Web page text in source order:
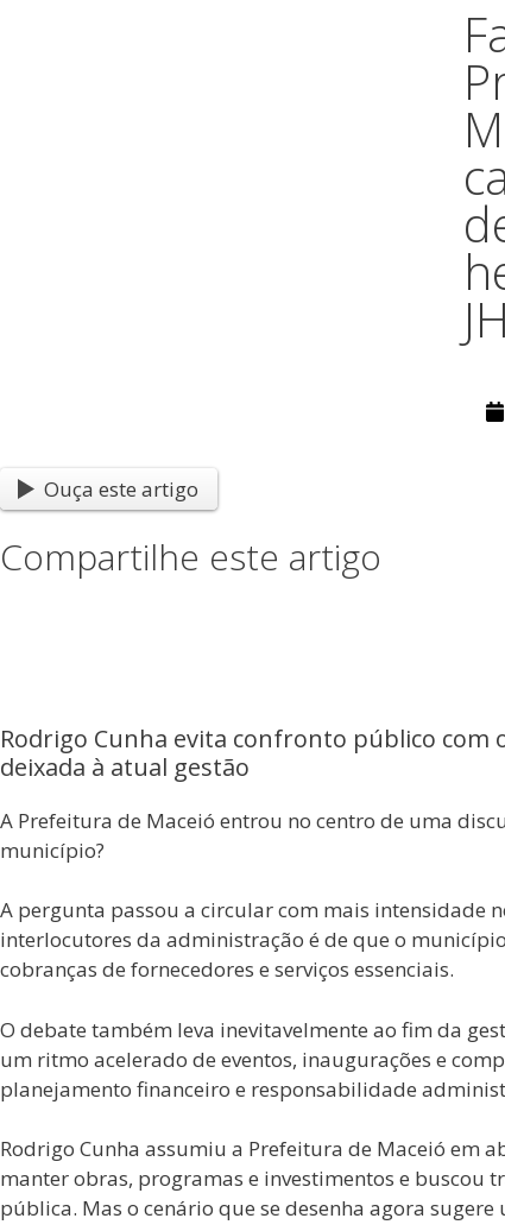
Ouça este artigo
Compartilhe este artigo
Rodrigo Cunha evita confronto público com
deixada à atual gestão
A Prefeitura de Maceió entrou no centro de uma
município?
A pergunta passou a circular com mais intensidade
interlocutores da administração é de que o
cobranças de fornecedores e serviços essenciais.
O debate também leva inevitavelmente ao fim da
um ritmo acelerado de eventos, inaugurações e
planejamento financeiro e responsabilidade
Rodrigo Cunha assumiu a Prefeitura de Maceió em
manter obras, programas e investimentos e
pública. Mas o cenário que se desenha agora